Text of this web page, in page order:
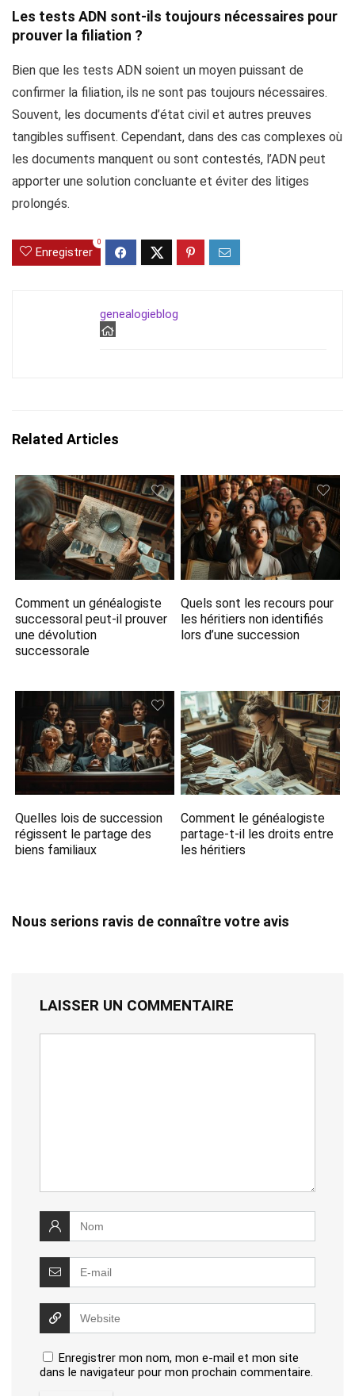
Les tests ADN sont-ils toujours nécessaires pour
prouver la filiation ?
Bien que les tests ADN soient un moyen puissant de
confirmer la filiation, ils ne sont pas toujours nécessaires.
Souvent, les documents d’état civil et autres preuves
tangibles suffisent. Cependant, dans des cas complexes où
les documents manquent ou sont contestés, l’ADN peut
apporter une solution concluante et éviter des litiges
prolongés.
Enregistrer
0
genealogieblog
Related Articles
Comment un généalogiste
successoral peut-il prouver
une dévolution
successorale
Quels sont les recours pour
les héritiers non identifiés
lors d’une succession
Quelles lois de succession
régissent le partage des
biens familiaux
Comment le généalogiste
partage-t-il les droits entre
les héritiers
Nous serions ravis de connaître votre avis
LAISSER UN COMMENTAIRE
Enregistrer mon nom, mon e-mail et mon site
dans le navigateur pour mon prochain commentaire.